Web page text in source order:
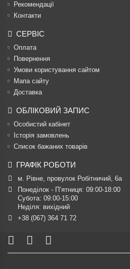
Рекомендації
Контакти
СЕРВІС
Оплата
Повернення
Умови користування сайтом
Мапа сайту
Доставка
ОБЛІКОВИЙ ЗАПИС
Особистий кабінет
Історія замовлень
Список бажаних товарів
ГРАФІК РОБОТИ
м. Рівне, провулок Робітничий, 6а
Понеділок - П’ятниця: 09:00-18:00
Субота: 09:00-15:00
Неділя: вихідний
+38 (067) 364 71 72